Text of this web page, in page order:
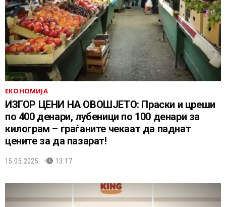
ЕКОНОМИЈА
ИЗГОР ЦЕНИ НА ОВОШЈЕТО: Праски и цреши
по 400 денари, лубеници по 100 денари за
килограм – граѓаните чекаат да паднат
цените за да пазарат!
15.05.2025. 13:17